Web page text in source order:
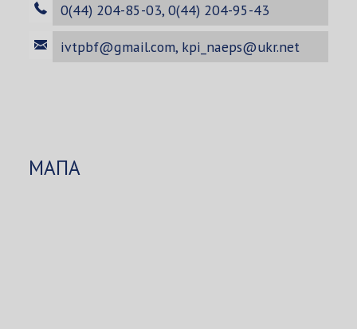
0(44) 204-85-03, 0(44) 204-95-43
ivtpbf@gmail.com, kpi_naeps@ukr.net
МАПА